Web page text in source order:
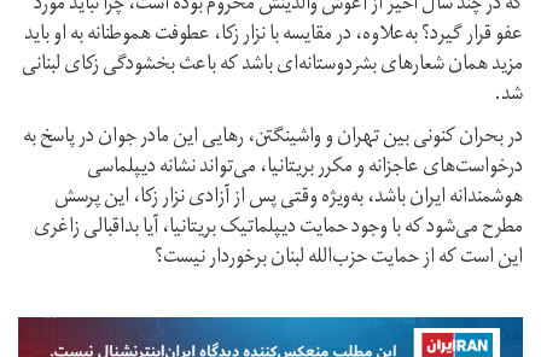
عفو قرار گیرد؟ به‌علاوه، در مقایسه با نزار زکا، عطوفت هموطنانه به او باید
مزید همان شعارهای بشردوستانه‌ای باشد که باعث بخشودگی زکای لبنانی
شد.
در بحران کنونی بین تهران و واشینگتن، رهایی این مادر جوان در پاسخ به
درخواست‌های عاجزانه و مکرر بریتانیا، می‌تواند نشانه دیپلماسی
هوشمندانه ایران باشد، به‌ویژه وقتی پس از آزادی نزار زکا، این پرسش
مطرح می‌شود که با وجود حمایت دیپلماتیک بریتانیا، آیا بداقبالی زاغری
این است که از حمایت حزب‌الله لبنان برخوردار نیست؟